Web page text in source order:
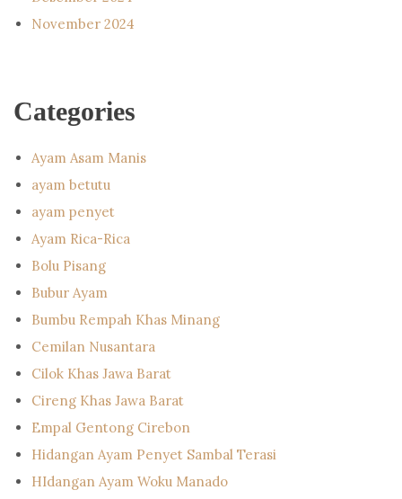
November 2024
Categories
Ayam Asam Manis
ayam betutu
ayam penyet
Ayam Rica-Rica
Bolu Pisang
Bubur Ayam
Bumbu Rempah Khas Minang
Cemilan Nusantara
Cilok Khas Jawa Barat
Cireng Khas Jawa Barat
Empal Gentong Cirebon
Hidangan Ayam Penyet Sambal Terasi
HIdangan Ayam Woku Manado